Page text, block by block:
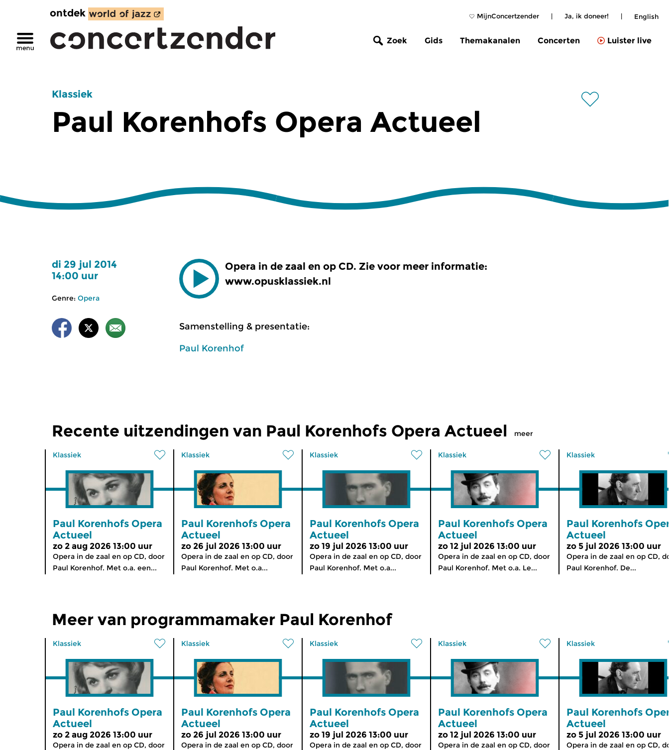
MijnConcertzender | Ja, ik doneer! | English
ontdek
Zoek Gids Themakanalen Concerten Luister live
Klassiek
Paul Korenhofs Opera Actueel
di 29 jul 2014
14:00 uur
Genre: Opera
Opera in de zaal en op CD. Zie voor meer informatie:
www.opusklassiek.nl
Samenstelling & presentatie:
Paul Korenhof
Recente uitzendingen van Paul Korenhofs Opera Actueel meer
Klassiek
Paul Korenhofs Opera
Actueel
zo 2 aug 2026 13:00 uur
Opera in de zaal en op CD, door
Paul Korenhof. Met o.a. een...
Klassiek
Paul Korenhofs Opera
Actueel
zo 26 jul 2026 13:00 uur
Opera in de zaal en op CD, door
Paul Korenhof. Met o.a...
Klassiek
Paul Korenhofs Opera
Actueel
zo 19 jul 2026 13:00 uur
Opera in de zaal en op CD, door
Paul Korenhof. Met o.a...
Klassiek
Paul Korenhofs Opera
Actueel
zo 12 jul 2026 13:00 uur
Opera in de zaal en op CD, door
Paul Korenhof. Met o.a. Le...
Klassiek
Paul Korenhofs
Actueel
zo 5 jul 2026 13:00 uur
Opera in de zaal en op CD,
Paul Korenhof. De...
Meer van programmamaker Paul Korenhof
Klassiek
Paul Korenhofs Opera
Actueel
zo 2 aug 2026 13:00 uur
Opera in de zaal en op CD, door
Klassiek
Paul Korenhofs Opera
Actueel
zo 26 jul 2026 13:00 uur
Opera in de zaal en op CD, door
Klassiek
Paul Korenhofs Opera
Actueel
zo 19 jul 2026 13:00 uur
Opera in de zaal en op CD, door
Klassiek
Paul Korenhofs Opera
Actueel
zo 12 jul 2026 13:00 uur
Opera in de zaal en op CD, door
Klassiek
Paul Korenhofs
Actueel
zo 5 jul 2026 13:00 uur
Opera in de zaal en op CD,